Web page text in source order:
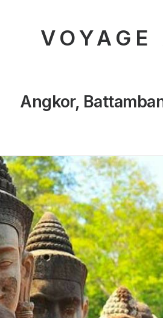
VOYAGE
Angkor,